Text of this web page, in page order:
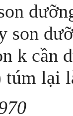
son
k cần
túm lại